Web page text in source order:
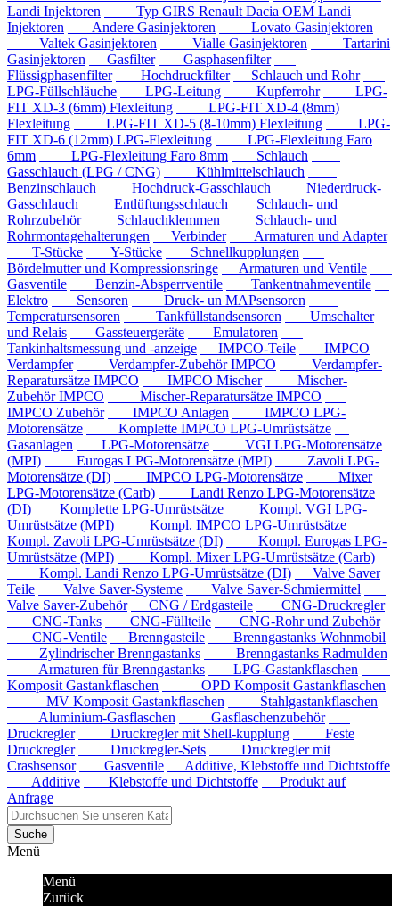
Landi Injektoren
Typ GIRS Renault Dacia OEM Landi
Injektoren
Andere Gasinjektoren
Lovato Gasinjektoren
Valtek Gasinjektoren
Vialle Gasinjektoren
Tartarini
Gasinjektoren
Gasfilter
Gasphasenfilter
Flüssigphasenfilter
Hochdruckfilter
Schlauch und Rohr
LPG-Füllschläuche
LPG-Leitung Kupferrohr
LPG-
FIT XD-3 (6mm) Flexleitung
LPG-FIT XD-4 (8mm)
Flexleitung
LPG-FIT XD-5 (8-10mm) Flexleitung
LPG-
FIT XD-6 (12mm) LPG-Flexleitung
LPG-Flexleitung Faro
6mm
LPG-Flexleitung Faro 8mm
Schlauch
Gasschlauch (LPG / CNG)
Kühlmittelschlauch
Benzinschlauch
Hochdruck-Gasschlauch
Niederdruck-
Gasschlauch
Entlüftungsschlauch
Schlauch- und
Rohrzubehör
Schlauchklemmen
Schlauch- und
Rohrmontagehalterungen
Verbinder
Armaturen und Adapter
T-Stücke
Y-Stücke
Schnellkupplungen
Bördelmutter und Kompressionsringe
Armaturen und Ventile
Gasventile
Benzin-Absperrventile
Tankentnahmeventile
Elektro
Sensoren
Druck- un MAPsensoren
Temperatursensoren
Tankfüllstandsensoren
Umschalter
und Relais
Gassteuergeräte
Emulatoren
Tankinhaltsmessung und -anzeige
IMPCO-Teile
IMPCO
Verdampfer
Verdampfer-Zubehör IMPCO
Verdampfer-
Reparatursätze IMPCO
IMPCO Mischer
Mischer-
Zubehör IMPCO
Mischer-Reparatursätze IMPCO
IMPCO Zubehör
IMPCO Anlagen
IMPCO LPG-
Motorensätze
Komplette IMPCO LPG-Umrüstsätze
Gasanlagen
LPG-Motorensätze
VGI LPG-Motorensätze
(MPI)
Eurogas LPG-Motorensätze (MPI)
Zavoli LPG-
Motorensätze (DI)
IMPCO LPG-Motorensätze
Mixer
LPG-Motorensätze (Carb)
Landi Renzo LPG-Motorensätze
(DI)
Komplette LPG-Umrüstsätze
Kompl. VGI LPG-
Umrüstsätze (MPI)
Kompl. IMPCO LPG-Umrüstsätze
Kompl. Zavoli LPG-Umrüstsätze (DI)
Kompl. Eurogas LPG-
Umrüstsätze (MPI)
Kompl. Mixer LPG-Umrüstsätze (Carb)
Kompl. Landi Renzo LPG-Umrüstsätze (DI)
Valve Saver
Teile
Valve Saver-Systeme
Valve Saver-Schmiermittel
Valve Saver-Zubehör
CNG / Erdgasteile
CNG-Druckregler
CNG-Tanks
CNG-Füllteile
CNG-Rohr und Zubehör
CNG-Ventile
Brenngasteile
Brenngastanks Wohnmobil
Zylindrischer Brenngastanks
Brenngastanks Radmulden
Armaturen für Brenngastanks
LPG-Gastankflaschen
Komposit Gastankflaschen
OPD Komposit Gastankflaschen
MV Komposit Gastankflaschen
Stahlgastankflaschen
Aluminium-Gasflaschen
Gasflaschenzubehör
Druckregler
Druckregler mit Shell-kupplung
Feste
Druckregler
Druckregler-Sets
Druckregler mit
Crashsensor
Gasventile
Additive, Klebstoffe und Dichtstoffe
Additive
Klebstoffe und Dichtstoffe
Produkt auf
Anfrage
Suche
Menü
Menü
Zurück